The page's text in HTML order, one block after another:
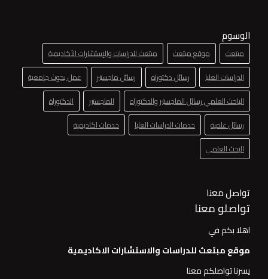
الوسوم
مبتعث موقع مبتعث
مبتعث للدراسات والإستشارات الأكاديمية
الدراسات العليا
رسائل دكتوراه رسائل ماجستير
عمل بحوث جامعية
الباحث العلمي رسائل الماجستير والدكتوراه
الماجستير
الدكتوراة
رسائل علمية
خدمات الدراسات العليا
خدمات اكاديمية
البحث العلمي
تواصل معنا
تواصلو معنا
اهلا بكم في
موقع مبتعث للدراسات والاستشارات الاكاديمية
يسرنا تواصلكم معنا